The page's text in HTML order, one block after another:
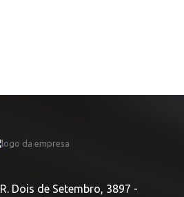
R. Dois de Setembro, 3897 -